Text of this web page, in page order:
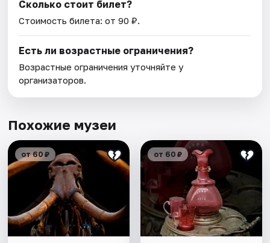
Сколько стоит билет?
Стоимость билета: от 90 ₽.
Есть ли возрастные ограничения?
Возрастные ограничения уточняйте у
организаторов.
Похожие музеи
от 60 ₽ от 60 ₽